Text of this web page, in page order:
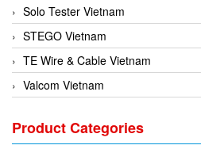
Solo Tester Vietnam
STEGO Vietnam
TE Wire & Cable Vietnam
Valcom Vietnam
3CTEST Vietnam
Product Categories